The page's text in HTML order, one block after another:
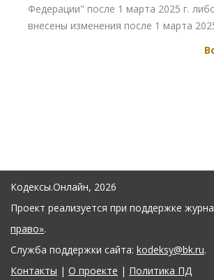
Федерации" после 1 марта 2025 г.
внесены изменения после 1 марта
Кодексы.Онлайн, 2026
Проект реализуется при поддержке
право».
Служба поддержки сайта: kodeksy@bk.ru.
Контакты | О проекте | Политика ПД